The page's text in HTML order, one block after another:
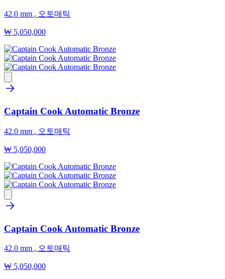
42.0 mm , 오토매틱
₩ 5,050,000
Captain Cook Automatic Bronze
42.0 mm , 오토매틱
₩ 5,050,000
Captain Cook Automatic Bronze
42.0 mm , 오토매틱
₩ 5,050,000